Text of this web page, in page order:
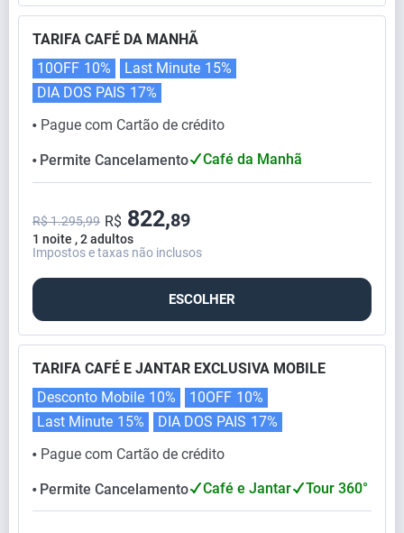
TARIFA CAFÉ DA MANHÃ
⬤ Pague com Cartão de crédito
10OFF 10% Last Minute 15%
DIA DOS PAIS 17%
⬤ Permite Cancelamento Café da Manhã
1 noite , 2 adultos
R$ 1.295,99 R$ 822,89
Impostos e taxas não inclusos
ESCOLHER
TARIFA CAFÉ E JANTAR EXCLUSIVA MOBILE
⬤ Pague com Cartão de crédito
Desconto Mobile 10% 10OFF 10%
Last Minute 15% DIA DOS PAIS 17%
⬤ Permite Cancelamento Café e Jantar Tour 360°